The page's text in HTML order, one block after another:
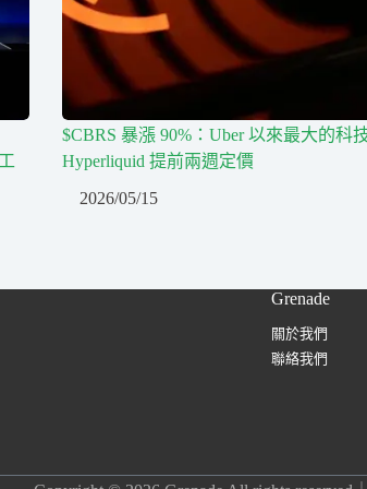
$CBRS 暴漲 90%：Uber 以來最大的科
Hyperliquid 提前兩週定價
2026/05/15
Grenade
關於我們
聯絡我們